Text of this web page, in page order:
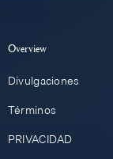
Overview
Divulgaciones
Términos
PRIVACIDAD